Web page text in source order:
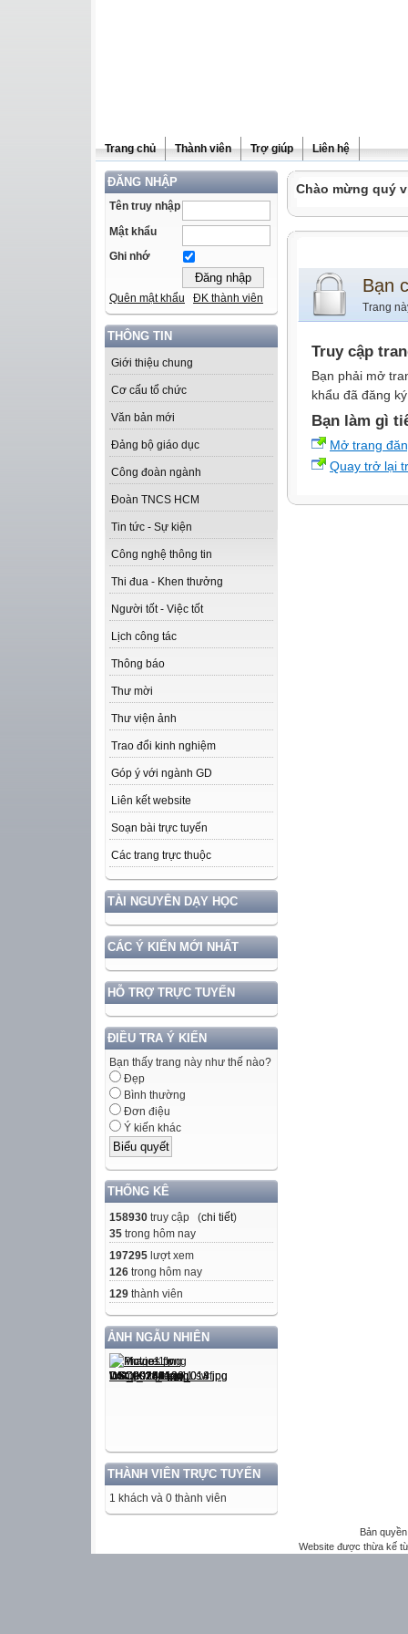
Trang chủ Thành viên Trợ giúp Liên hệ
ĐĂNG NHẬP
Tên truy nhập
Mật khẩu
Ghi nhớ
Quên mật khẩu ĐK thành viên
THÔNG TIN
Giới thiệu chung
Cơ cấu tổ chức
Văn bản mới
Đảng bộ giáo dục
Công đoàn ngành
Đoàn TNCS HCM
Tin tức - Sự kiện
Công nghệ thông tin
Thi đua - Khen thưởng
Người tốt - Việc tốt
Lịch công tác
Thông báo
Thư mời
Thư viện ảnh
Trao đổi kinh nghiệm
Góp ý với ngành GD
Liên kết website
Soạn bài trực tuyến
Các trang trực thuộc
TÀI NGUYÊN DẠY HỌC
CÁC Ý KIẾN MỚI NHẤT
HỖ TRỢ TRỰC TUYẾN
ĐIỀU TRA Ý KIẾN
Bạn thấy trang này như thế nào?
Đẹp
Bình thường
Đơn điệu
Ý kiến khác
THỐNG KÊ
158930 truy cập (chi tiết)
35 trong hôm nay
197295 lượt xem
126 trong hôm nay
129 thành viên
ẢNH NGẪU NHIÊN
THÀNH VIÊN TRỰC TUYẾN
1 khách và 0 thành viên
Chào mừng quý
Bạn
Trang
Truy cập
Bạn phải mở
khẩu đã đăng
Bạn làm gì
Mở trang
Quay trở lại
Bản
Website được thừa kế